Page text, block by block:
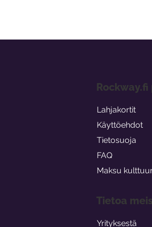
Rockway.fi
Lahjakortit
Käyttöehdot
Tietosuoja
FAQ
Maksu
Tietoa
Yrityksestä